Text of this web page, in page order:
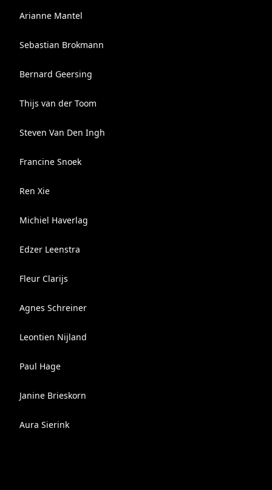
Arianne Mantel
Sebastian Brokmann
Bernard Geersing
Thijs van der Toom
Steven Van Den Ingh
Francine Snoek
Ren Xie
Michiel Haverlag
Edzer Leenstra
Fleur Clarijs
Agnes Schreiner
Leontien Nijland
Paul Hage
Janine Brieskorn
Aura Sierink